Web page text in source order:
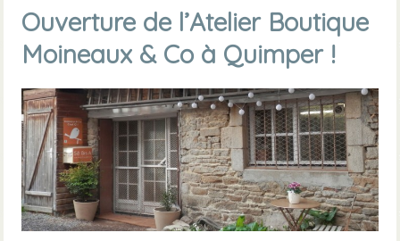
Ouverture de l’Atelier Boutique
Moineaux & Co à Quimper !